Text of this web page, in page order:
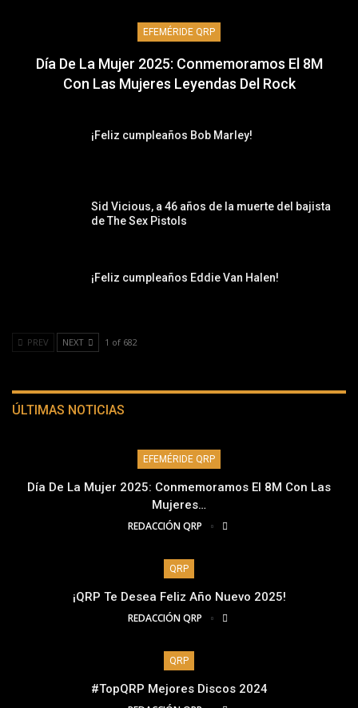
EFEMÉRIDE QRP
Día De La Mujer 2025: Conmemoramos El 8M
Con Las Mujeres Leyendas Del Rock
¡Feliz cumpleaños Bob Marley!
Sid Vicious, a 46 años de la muerte del bajista
de The Sex Pistols
¡Feliz cumpleaños Eddie Van Halen!
PREV NEXT 1 of 682
ÚLTIMAS NOTICIAS
EFEMÉRIDE QRP
Día De La Mujer 2025: Conmemoramos El 8M Con Las
Mujeres…
REDACCIÓN QRP
QRP
¡QRP Te Desea Feliz Año Nuevo 2025!
REDACCIÓN QRP
QRP
#TopQRP Mejores Discos 2024